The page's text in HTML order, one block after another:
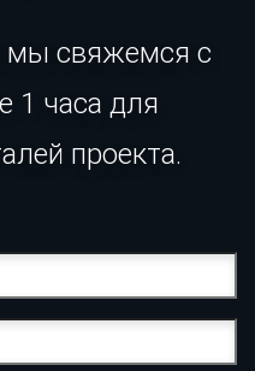
мы свяжемся с
1 часа для
проекта.